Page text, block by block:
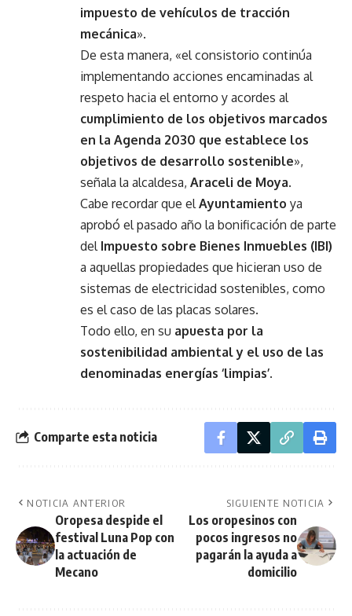
impuesto de vehículos de tracción
mecánica».
De esta manera, «el consistorio continúa
implementando acciones encaminadas al
respeto hacia el entorno y acordes al
cumplimiento de los objetivos marcados
en la Agenda 2030 que establece los
objetivos de desarrollo sostenible»,
señala la alcaldesa, Araceli de Moya.
Cabe recordar que el Ayuntamiento ya
aprobó el pasado año la bonificación de parte
del Impuesto sobre Bienes Inmuebles (IBI)
a aquellas propiedades que hicieran uso de
sistemas de electricidad sostenibles, como
es el caso de las placas solares.
Todo ello, en su apuesta por la
sostenibilidad ambiental y el uso de las
denominadas energías ‘limpias’.
Comparte esta noticia
NOTICIA ANTERIOR
Oropesa despide el
festival Luna Pop con
la actuación de
Mecano
SIGUIENTE NOTICIA
Los oropesinos con
pocos ingresos no
pagarán la ayuda a
domicilio